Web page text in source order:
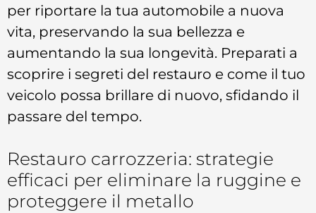
per riportare la tua automobile a nuova
vita, preservando la sua bellezza e
aumentando la sua longevità. Preparati a
scoprire i segreti del restauro e come il tuo
veicolo possa brillare di nuovo, sfidando il
passare del tempo.
Restauro carrozzeria: strategie
efficaci per eliminare la ruggine e
proteggere il metallo